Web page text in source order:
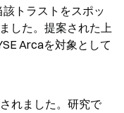
トラストをスポッ
した。提案された上
Arcaを対象として
れました。研究で